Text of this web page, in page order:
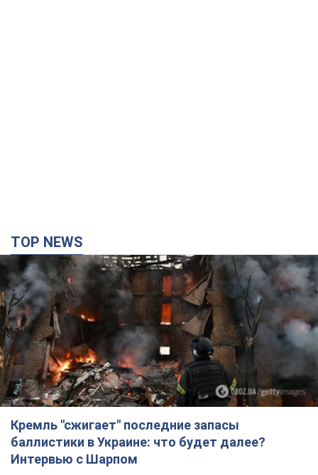
TOP NEWS
Кремль "сжигает" последние запасы
баллистики в Украине: что будет далее?
Интервью с Шарпом